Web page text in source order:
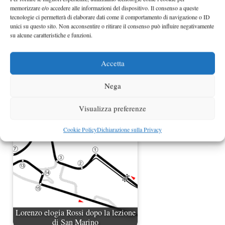
memorizzare e/o accedere alle informazioni del dispositivo. Il consenso a queste
tecnologie ci permetterà di elaborare dati come il comportamento di navigazione o ID
unici su questo sito. Non acconsentire o ritirare il consenso può influire negativamente
su alcune caratteristiche e funzioni.
Accetta
Nega
Visualizza preferenze
Cookie PolicyDichiarazione sulla Privacy
MotoGP Brno 2009, Rossi trionfa e
Lorenzo elogia Rossi dopo la lezione
di San Marino